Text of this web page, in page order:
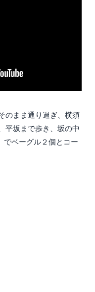
のまま通り過ぎ、横須
平坂まで歩き、坂の中
でベーグル２個とコー